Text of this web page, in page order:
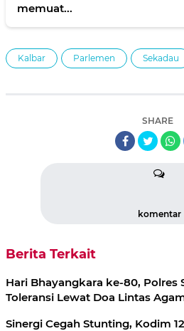
memuat...
Kalbar Parlemen Sekadau
SHARE
komentar
Berita Terkait
Hari Bhayangkara ke-80, Polres
Toleransi Lewat Doa Lintas
Sinergi Cegah Stunting, Kodim